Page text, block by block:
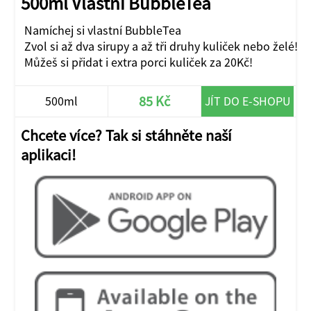
Namíchej si vlastní BubbleTea
Zvol si až dva sirupy a až tři druhy kuliček nebo želé!
Můžeš si přidat i extra porci kuliček za 20Kč!
500ml 85 Kč JÍT DO E-SHOPU
Chcete více? Tak si stáhněte naší
aplikaci!